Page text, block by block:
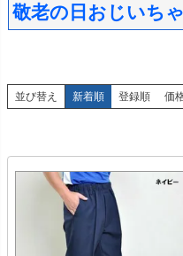
敬老の日おじいち
並び替え 新着順 登録順 価